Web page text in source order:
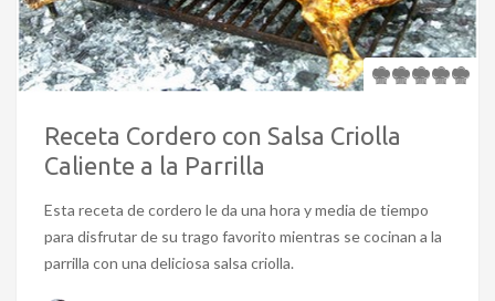
Receta Cordero con Salsa Criolla
Caliente a la Parrilla
Esta receta de cordero le da una hora y media de tiempo
para disfrutar de su trago favorito mientras se cocinan a la
parrilla con una deliciosa salsa criolla.